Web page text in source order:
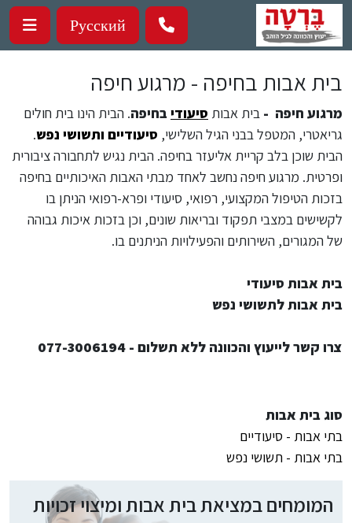
דילוג לתוכן העיקרי
Русский
בית אבות בחיפה - מרגוע חיפה
מרגוע חיפה - בית אבות סיעודיבחיפה. הבית הינו בית חולים
גריאטרי, המטפל בבני הגיל השלישי, סיעודיים ותשושי נפש.
הבית שוכן בלב קריית אליעזר בחיפה. הבית נגיש לתחבורה ציבורית
ופרטית. מרגוע חיפה נחשב לאחד מבתי האבות האיכותיים בחיפה
בזכות הטיפול המקצועי, רפואי, סיעודי ופרא-רפואי הניתן בו
לקשישים במצבי תפקוד ובריאות שונים, וכן בזכות איכות גבוהה
של המגורים, השירותים והפעילויות הניתנים בו.
בית אבות סיעודי
בית אבות לתשושי נפש
צרו קשר לייעוץ והכוונה ללא תשלום - 077-3006194
סוג בית אבות
בתי אבות - סיעודיים
בתי אבות - תשושי נפש
המומחים במציאת בית אבות ומיצוי זכויות